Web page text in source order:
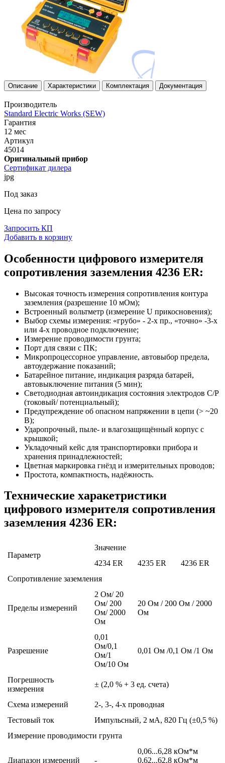
Описание Характеристики Комплектация Документация
Производитель
Standard Electric Works (SEW)
Гарантия
12 мес
Артикул
45014
Оригинальный прибор
Сертификат дилера
jpg
Под заказ
Цена по запросу
Запросить КП
Добавить в корзину
Особенности цифрового измерителя
сопротивления заземления 4236 ER:
Высокая точность измерения сопротивления контура
заземления (разрешение 10 мОм);
Встроенный вольтметр (измерение U прикосновения);
Выбор схемы измерения: «грубо» - 2-х пр., «точно» -3-х
или 4-х проводное подключение;
Измерение проводимости грунта;
Порт для связи с ПК;
Микропроцессорное управление, автовыбор предела,
автоудержание показаний;
Батарейное питание, индикация разряда батарей,
автовыключение питания (5 мин);
Светодиодная автоиндикация состояния электродов С/Р
(токовый/ потенциальный);
Предупреждение об опасном напряжении в цепи (> ~20
В);
Ударопрочный, пыле- и влагозащищённый корпус с
крышкой;
Укладочный кейс для транспортировки прибора и
хранения принадлежностей;
Цветная маркировка гнёзд и измерительных проводов;
Простота, компактность, надёжность.
Технические харакетристики
цифрового измерителя сопротивления
заземления 4236 ER:
Параметр
Значение
4234 ER
4235 ER
4236 ER
Сопротивление заземления
Пределы измерений
2 Ом/ 20
Ом/ 200
Ом/ 2000
Ом
20 Ом / 200 Ом / 2000
Ом
Разрешение
0,01
Ом/0,1
Ом/1
Ом/10 Ом
0,01 Ом /0,1 Ом /1 Ом
Погрешность
измерения
± (2,0 % + 3 ед. счета)
Схема измерений
2-, 3-, 4-х проводная
Тестовый ток
Импульсный, 2 мА, 820 Гц (±0,5 %)
Измерение проводимости грунта
Диапазон измерений -
0,06...6,28 кОм*м
0,62...62,8 кОм*м